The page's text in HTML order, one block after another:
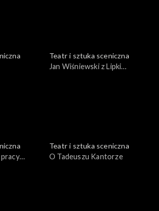
Teatr i sztuka sceniczna
Jan Wiśniewski z Lipki
Teatr i sztuka sceniczna
O Tadeuszu Kantorze